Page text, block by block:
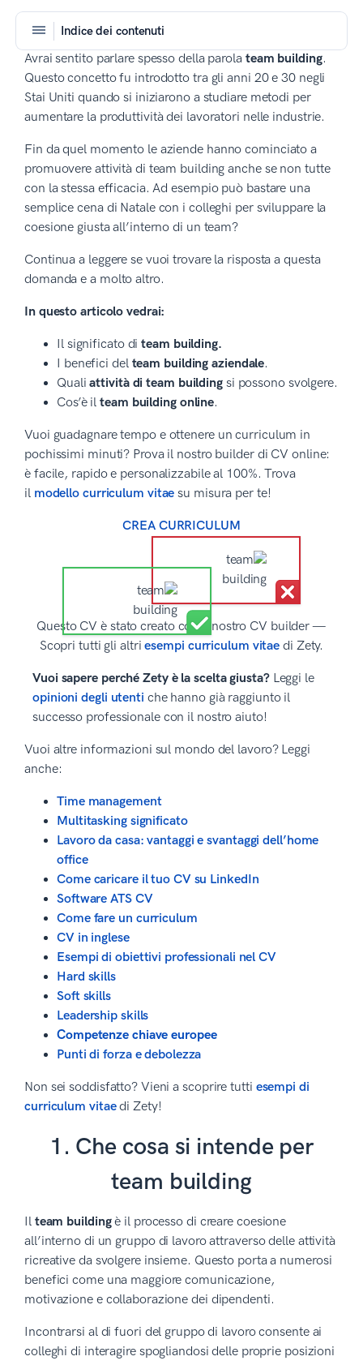
Indice dei contenuti
Avrai sentito parlare spesso della parola team building.
Questo concetto fu introdotto tra gli anni 20 e 30 negli
Stai Uniti quando si iniziarono a studiare metodi per
aumentare la produttività dei lavoratori nelle industrie.
Fin da quel momento le aziende hanno cominciato a
promuovere attività di team building anche se non tutte
con la stessa efficacia. Ad esempio può bastare una
semplice cena di Natale con i colleghi per sviluppare la
coesione giusta all’interno di un team?
Continua a leggere se vuoi trovare la risposta a questa
domanda e a molto altro.
In questo articolo vedrai:
Il significato diteam building.
I benefici del team building aziendale.
Qualiattività di team buildingsi possono svolgere.
Cos’è ilteam building online.
Vuoi guadagnare tempo e ottenere un curriculum in
pochissimi minuti? Prova il nostro builder di CV online:
è facile, rapido e personalizzabile al 100%. Trova
il modello curriculum vitae su misura per te!
CREA CURRICULUM
Questo CV è stato creato con il nostro CV builder —
Scopri tutti gli altriesempi curriculum vitae di Zety.
Vuoi sapere perché Zety è la scelta giusta?Leggi le
opinioni degli utenti che hanno già raggiunto il
successo professionale con il nostro aiuto!
Vuoi altre informazioni sul mondo del lavoro? Leggi
anche:
Time management
Multitasking significato
Lavoro da casa: vantaggi e svantaggi dell’home
office
Come caricare il tuo CV su LinkedIn
Software ATS CV
Come fare un curriculum
CV in inglese
Esempi di obiettivi professionali nel CV
Hard skills
Soft skills
Leadership skills
Competenze chiave europee
Punti di forza e debolezza
Non sei soddisfatto? Vieni a scoprire tutti esempi di
curriculum vitaedi Zety!
1. Che cosa si intende per
team building
Il team buildingè il processo di creare coesione
all’interno di un gruppo di lavoro attraverso delle attività
ricreative da svolgere insieme. Questo porta a numerosi
benefici come una maggiore comunicazione,
motivazione e collaborazione dei dipendenti.
Incontrarsi al di fuori del gruppo di lavoro consente ai
colleghi di interagire spogliandosi delle proprie posizioni